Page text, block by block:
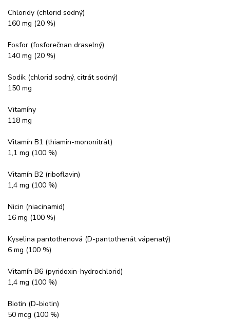
Chloridy (chlorid sodný)
160 mg (20 %)
Fosfor (fosforečnan draselný)
140 mg (20 %)
Sodík (chlorid sodný, citrát sodný)
150 mg
Vitamíny
118 mg
Vitamín B1 (thiamin-mononitrát)
1,1 mg (100 %)
Vitamín B2 (riboflavin)
1,4 mg (100 %)
Nicin (niacinamid)
16 mg (100 %)
Kyselina pantothenová (D-pantothenát vápenatý)
6 mg (100 %)
Vitamín B6 (pyridoxin-hydrochlorid)
1,4 mg (100 %)
Biotin (D-biotin)
50 mcg (100 %)